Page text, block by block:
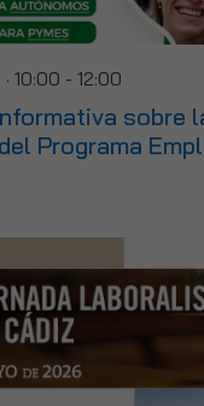
10:00 - 12:00
sobre
Programa